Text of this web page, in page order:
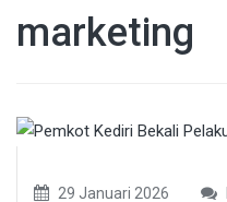
marketing
29 Januari 2026